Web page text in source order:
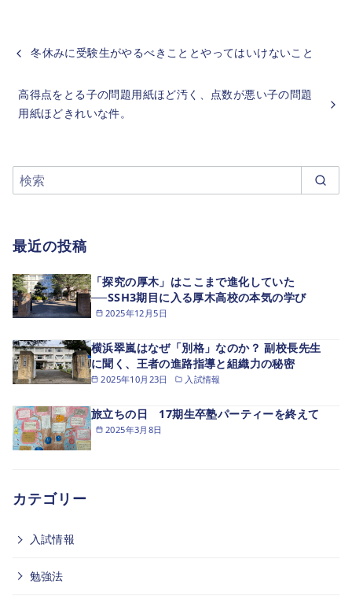
冬休みに受験生がやるべきこととやってはいけないこと
高得点をとる子の問題用紙ほど汚く、点数が悪い子の問題
用紙ほどきれいな件。
最近の投稿
2025年12月5日
「探究の厚木」はここまで進化していた
──SSH3期目に入る厚木高校の本気の学び
2025年10月23日 入試情報
横浜翠嵐はなぜ「別格」なのか？ 副校長先生
に聞く、王者の進路指導と組織力の秘密
2025年3月8日
旅立ちの日 17期生卒塾パーティーを終えて
カテゴリー
入試情報
勉強法